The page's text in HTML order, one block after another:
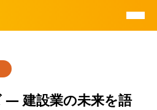
— 建設業の未来を語